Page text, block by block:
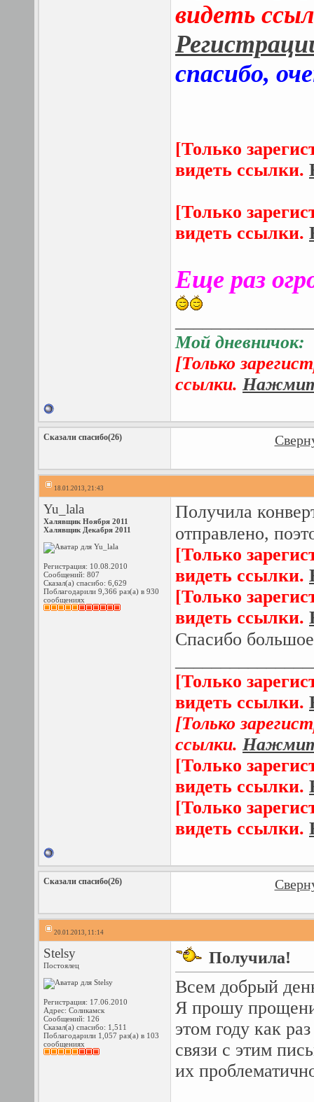
видеть
спасибо,
[Только
видеть ссылки.
[Только
видеть ссылки.
Еще раз
Мой дневничок:
[Только
ссылки.
Сказали спасибо(26)
18.01.2013, 21:43
Yu_lala
Халявщик Ноября 2011
Халявщик Декабря 2011
Регистрация: 10.08.2010
Сообщений: 807
Сказал(а) спасибо: 6,629
Поблагодарили 9,366 раз(а) в 930
сообщениях
Получила
отправлено,
[Только
видеть ссылки.
[Только
видеть ссылки.
Спасибо
[Только
видеть ссылки.
[Только
ссылки.
[Только
видеть ссылки.
[Только
видеть ссылки.
Сказали спасибо(26)
20.01.2013, 11:14
Stelsy
Постоялец
Регистрация: 17.06.2010
Адрес: Соликамск
Сообщений: 126
Сказал(а) спасибо: 1,511
Поблагодарили 1,057 раз(а) в 103
сообщениях
Получила!
Всем добрый
Я прошу
этом году как
связи с этим
их